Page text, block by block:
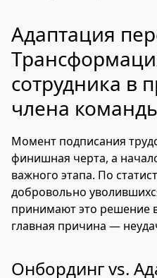
Адаптация
сотрудника в
члена
Момент подписания
финишная черта, а
важного этапа. По
добровольно
принимают это решение
главная причина —
Онбординг vs.